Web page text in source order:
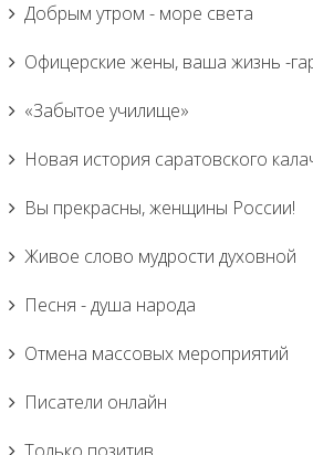
Добрым утром - море света
Офицерские жены, ваша жизнь -
«Забытое училище»
Новая история саратовского
Вы прекрасны, женщины России!
Живое слово мудрости духовной
Песня - душа народа
Отмена массовых мероприятий
Писатели онлайн